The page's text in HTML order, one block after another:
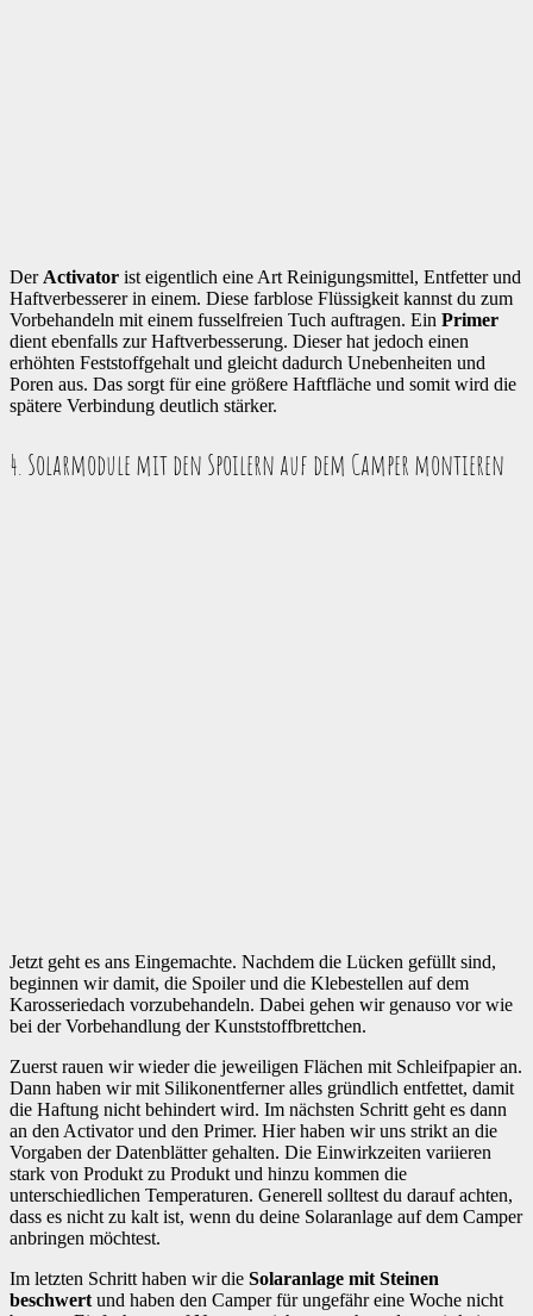
Der Activator ist eigentlich eine Art Reinigungsmittel, Entfetter und
Haftverbesserer in einem. Diese farblose Flüssigkeit kannst du zum
Vorbehandeln mit einem fusselfreien Tuch auftragen. Ein Primer
dient ebenfalls zur Haftverbesserung. Dieser hat jedoch einen
erhöhten Feststoffgehalt und gleicht dadurch Unebenheiten und
Poren aus. Das sorgt für eine größere Haftfläche und somit wird die
spätere Verbindung deutlich stärker.
4. Solarmodule mit den Spoilern auf dem Camper montieren
Jetzt geht es ans Eingemachte. Nachdem die Lücken gefüllt sind,
beginnen wir damit, die Spoiler und die Klebestellen auf dem
Karosseriedach vorzubehandeln. Dabei gehen wir genauso vor wie
bei der Vorbehandlung der Kunststoffbrettchen.
Zuerst rauen wir wieder die jeweiligen Flächen mit Schleifpapier an.
Dann haben wir mit Silikonentferner alles gründlich entfettet, damit
die Haftung nicht behindert wird. Im nächsten Schritt geht es dann
an den Activator und den Primer. Hier haben wir uns strikt an die
Vorgaben der Datenblätter gehalten. Die Einwirkzeiten variieren
stark von Produkt zu Produkt und hinzu kommen die
unterschiedlichen Temperaturen. Generell solltest du darauf achten,
dass es nicht zu kalt ist, wenn du deine Solaranlage auf dem Camper
anbringen möchtest.
Im letzten Schritt haben wir die Solaranlage mit Steinen
beschwert und haben den Camper für ungefähr eine Woche nicht